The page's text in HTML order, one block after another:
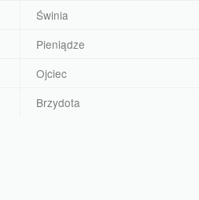
Świnia
Pieniądze
Ojciec
Brzydota